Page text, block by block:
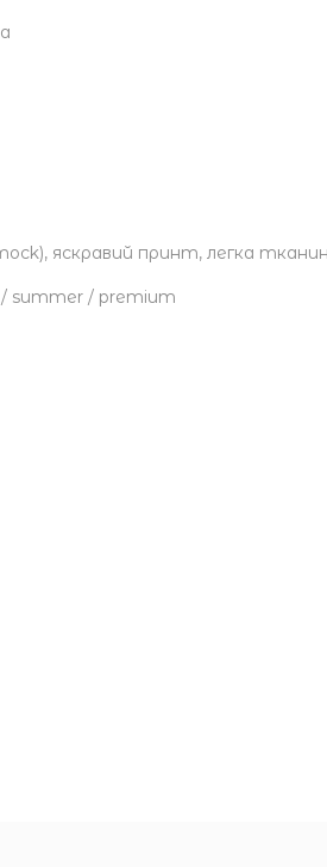
яскравий принт, легка
summer / premium